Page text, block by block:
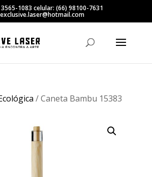
1083 celular: (66) 98100-7631
exclusive.laser@hotmail.com
/ Caneta Bambu 15383